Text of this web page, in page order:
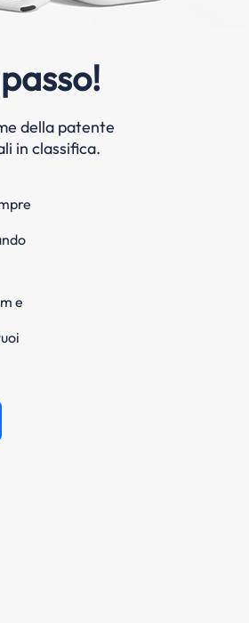
della patente
in classifica.
e